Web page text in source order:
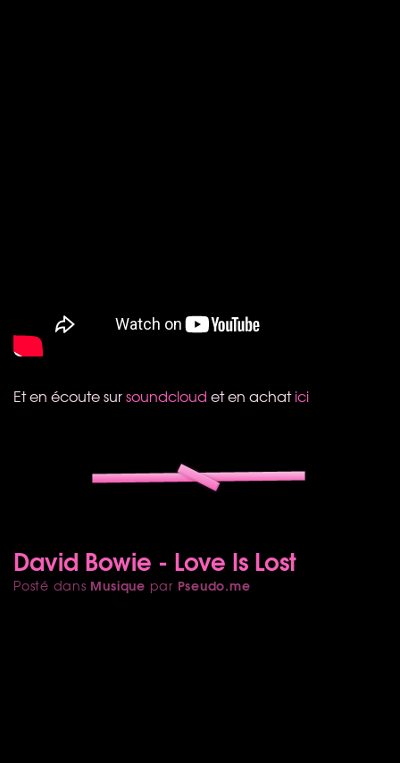
Et en écoute sursoundcloud et en achatici
David Bowie - Love Is Lost
Posté dans Musique par Pseudo.me